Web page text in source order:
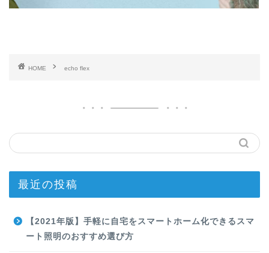
HOME echo flex
最近の投稿
【2021年版】手軽に自宅をスマートホーム化できるスマ
ート照明のおすすめ選び方